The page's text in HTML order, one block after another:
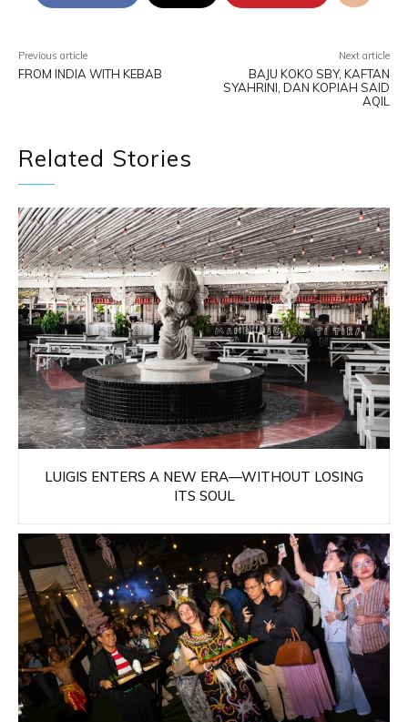
Previous article
FROM INDIA WITH KEBAB
Next article
BAJU KOKO SBY, KAFTAN
SYAHRINI, DAN KOPIAH SAID
AQIL
Related Stories
LUIGIS ENTERS A NEW ERA—WITHOUT LOSING
ITS SOUL